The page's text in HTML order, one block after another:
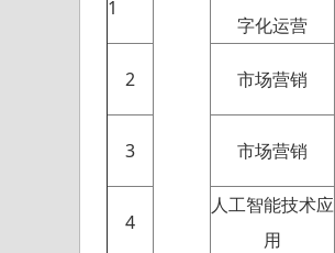
1
字化运营
2 市场营销
3 市场营销
4
人工智能技术应
用